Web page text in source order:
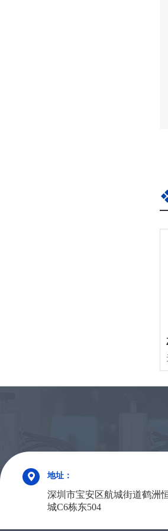
地址：
深圳市宝安区航城街道鹤洲
城C6栋东504